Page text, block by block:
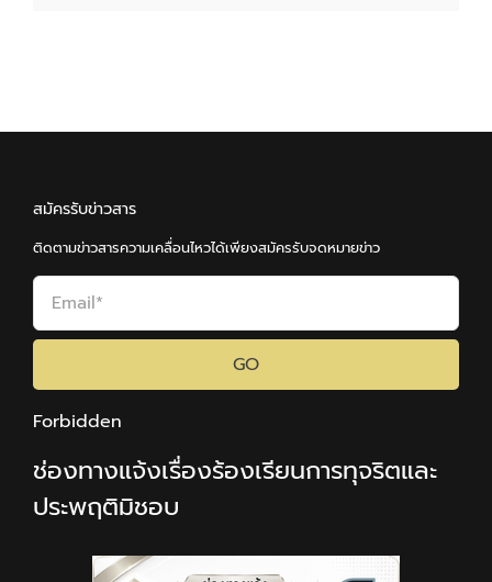
สมัครรับข่าวสาร
ติดตามข่าวสารความเคลื่อนไหวได้เพียงสมัครรับจดหมายข่าว
GO
Forbidden
ช่องทางแจ้งเรื่องร้องเรียนการทุจริตและ
ประพฤติมิชอบ